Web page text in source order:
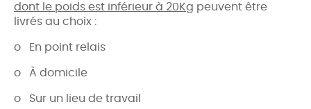
dont le poids est inférieur à 20Kg peuvent être
livrés au choix :
o En point relais
o À domicile
o Sur un lieu de travail